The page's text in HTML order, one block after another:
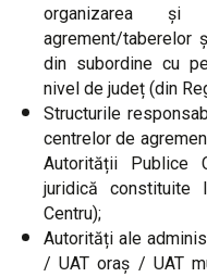
organizarea și
agrement/taberelor
din subordine cu
nivel de județ (din
Structurile
centrelor de
Autorității Publice
juridică constituite
Centru);
Autorități ale
/ UAT oraș / UAT